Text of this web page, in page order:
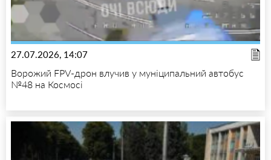
27.07.2026, 14:07
Ворожий FPV-дрон влучив у муніципальний автобус
№48 на Космосі